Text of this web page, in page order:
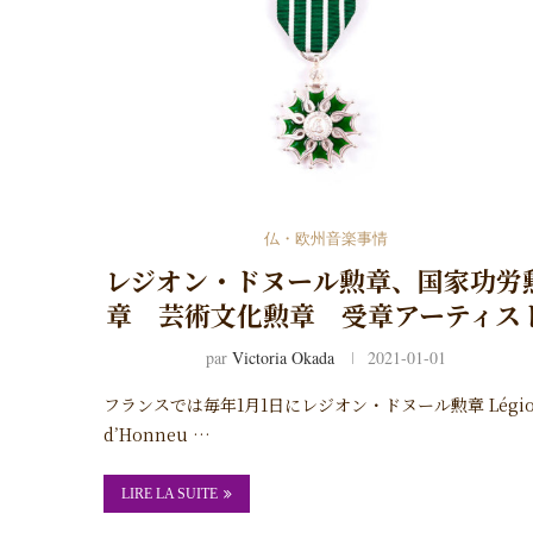
仏・欧州音楽事情
レジオン・ドヌール勲章、国家功労
章 芸術文化勲章 受章アーティス
parVictoria Okada 2021-01-01
フランスでは毎年1月1日にレジオン・ドヌール勲章
d’Honneu …
LIRE LA SUITE